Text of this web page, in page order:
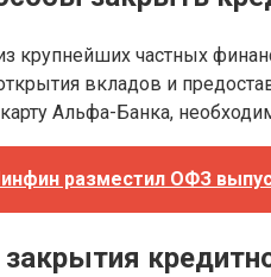
крупнейших частных
вкладов и
Альфа-Банка,
разместил ОФЗ